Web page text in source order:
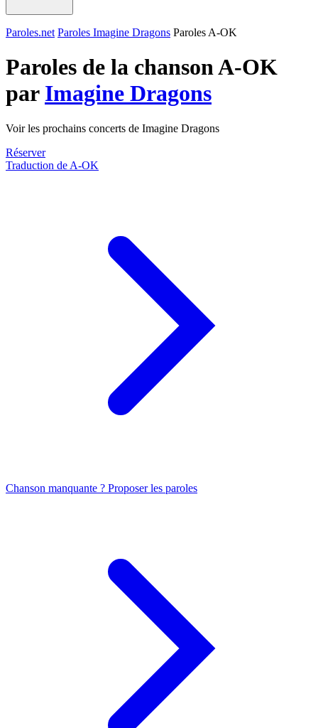
Paroles.net Paroles Imagine Dragons Paroles A-OK
Paroles de la chanson A-OK
par Imagine Dragons
Voir les prochains concerts de Imagine Dragons
Réserver
Traduction de A-OK
Chanson manquante ? Proposer les paroles